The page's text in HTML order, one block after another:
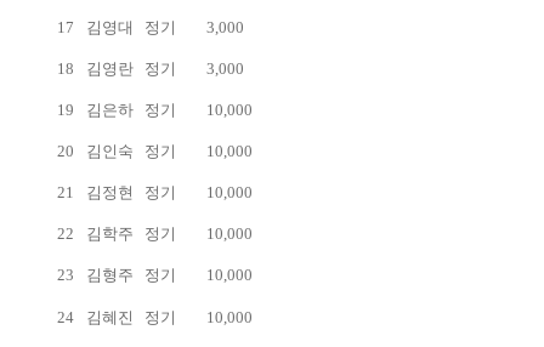
17 김영대 정기 3,000
18 김영란 정기 3,000
19 김은하 정기 10,000
20 김인숙 정기 10,000
21 김정현 정기 10,000
22 김학주 정기 10,000
23 김형주 정기 10,000
24 김혜진 정기 10,000